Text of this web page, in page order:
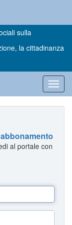
sulla
la cittadinanza
abbonamento
al portale con